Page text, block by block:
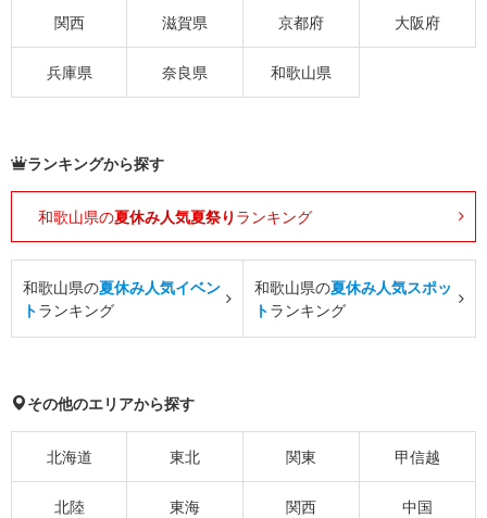
関西 滋賀県 京都府 大阪府
兵庫県 奈良県 和歌山県
ランキングから探す
和歌山県の夏休み人気夏祭り ランキング
和歌山県の夏休み人気イベン
トランキング
和歌山県の夏休み人気スポッ
トランキング
その他のエリアから探す
北海道 東北 関東 甲信越
北陸 東海 関西 中国